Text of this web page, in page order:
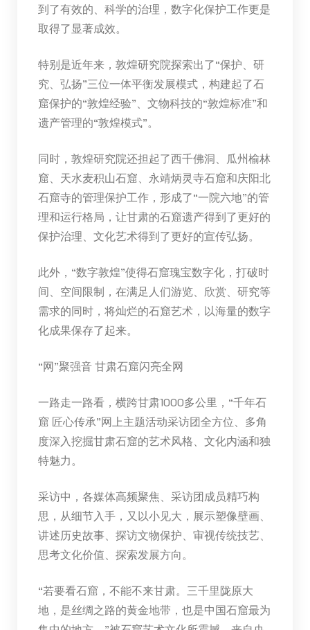
到了有效的、科学的治理，数字化保护工作更是
取得了显著成效。
特别是近年来，敦煌研究院探索出了“保护、研
究、弘扬”三位一体平衡发展模式，构建起了石
窟保护的“敦煌经验”、文物科技的“敦煌标准”和
遗产管理的“敦煌模式”。
同时，敦煌研究院还担起了西千佛洞、瓜州榆林
窟、天水麦积山石窟、永靖炳灵寺石窟和庆阳北
石窟寺的管理保护工作，形成了“一院六地”的管
理和运行格局，让甘肃的石窟遗产得到了更好的
保护治理、文化艺术得到了更好的宣传弘扬。
此外，“数字敦煌”使得石窟瑰宝数字化，打破时
间、空间限制，在满足人们游览、欣赏、研究等
需求的同时，将灿烂的石窟艺术，以海量的数字
化成果保存了起来。
“网”聚强音 甘肃石窟闪亮全网
一路走一路看，横跨甘肃1000多公里，“千年石
窟 匠心传承”网上主题活动采访团全方位、多角
度深入挖掘甘肃石窟的艺术风格、文化内涵和独
特魅力。
采访中，各媒体高频聚焦、采访团成员精巧构
思，从细节入手，又以小见大，展示塑像壁画、
讲述历史故事、探访文物保护、审视传统技艺、
思考文化价值、探索发展方向。
“若要看石窟，不能不来甘肃。三千里陇原大
地，是丝绸之路的黄金地带，也是中国石窟最为